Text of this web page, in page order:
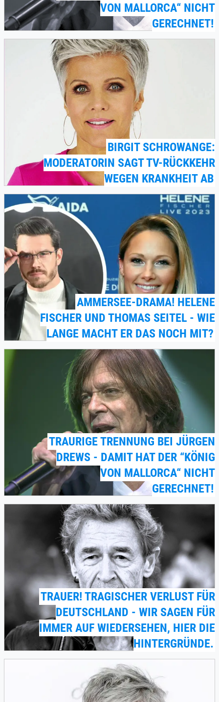
VON MALLORCA“ NICHT
GERECHNET!
BIRGIT SCHROWANGE:
MODERATORIN SAGT TV-RÜCKKEHR
WEGEN KRANKHEIT AB
AMMERSEE-DRAMA! HELENE
FISCHER UND THOMAS SEITEL - WIE
LANGE MACHT ER DAS NOCH MIT?
TRAURIGE TRENNUNG BEI JÜRGEN
DREWS - DAMIT HAT DER “KÖNIG
VON MALLORCA“ NICHT
GERECHNET!
TRAUER! TRAGISCHER VERLUST FÜR
DEUTSCHLAND - WIR SAGEN FÜR
IMMER AUF WIEDERSEHEN, HIER DIE
HINTERGRÜNDE.